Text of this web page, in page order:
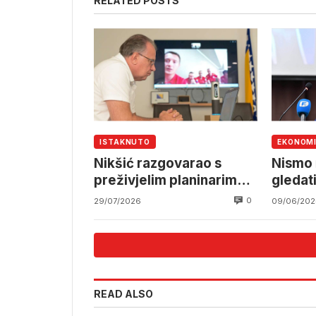
ISTAKNUTO
Nikšić razgovarao s
preživjelim planinarima i
spasilačkim timom nakon
29/07/2026 0
i
09/06/
READ ALSO